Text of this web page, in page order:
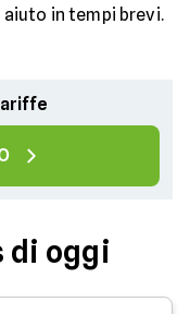
in tempi brevi.
di oggi